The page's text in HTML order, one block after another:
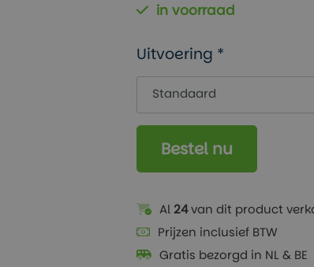
in voorraad
Uitvoering *
Bestel nu
Al24van dit product
Prijzen inclusief BTW
Gratis bezorgd in NL & BE